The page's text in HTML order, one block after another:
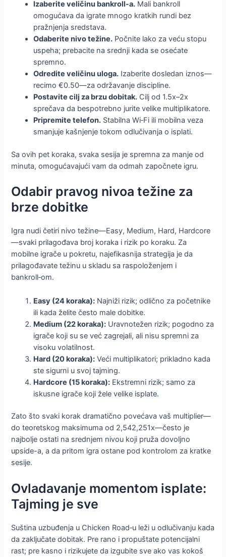
Izaberite veličinu bankroll-a. Mali bankroll
omogućava da igrate mnogo kratkih rundi bez
pražnjenja sredstava.
Odaberite nivo težine. Počnite lako za veću stopu
uspeha; prebacite na srednji kada se osećate
spremno.
Odredite veličinu uloga. Izaberite dosledan iznos—
recimo €0.50—za održavanje discipline.
Postavite cilj za brzu dobitak. Cilj od 1.5x–2x
sprečava da bespotrebno jurite velike multiplikatore.
Pripremite telefon. Stabilna Wi‑Fi ili mobilna veza
smanjuje kašnjenje tokom odlučivanja o isplati.
Sa ovih pet koraka, svaka sesija je spremna za manje od
minuta, omogućavajući vam da odmah započnete igru.
Odabir pravog nivoa težine za
brze dobitke
Igra nudi četiri nivo težine—Easy, Medium, Hard, Hardcore
—svaki prilagođava broj koraka i rizik po koraku. Za
mobilne igrače u pokretu, najefikasnija strategija je da
prilagođavate težinu u skladu sa raspoloženjem i
bankroll‑om.
Easy (24 koraka): Najniži rizik; odlično za početnike
ili kada želite često male dobitke.
Medium (22 koraka): Uravnotežen rizik; pogodno za
igrače koji su se već zagrejali, ali nisu spremni za
visoku volatilnost.
Hard (20 koraka): Veći multiplikatori; prikladno kada
ste sigurni u svoj tajming.
Hardcore (15 koraka): Ekstremni rizik; samo za
iskusne igrače koji žele velike isplate.
Zato što svaki korak dramatično povećava vaš multiplier—
do teoretskog maksimuma od 2,542,251x—često je
najbolje ostati na srednjem nivou koji pruža dovoljno
upside-a, a da pritom igra ostane pod kontrolom za kratke
sesije.
Ovladavanje momentom isplate:
Tajming je sve
Suština uzbuđenja u Chicken Road‑u leži u odlučivanju kada
da zaključate dobitak. Pre rano i propuštate potencijalni
rast; pre kasno i rizikujete da izgubite sve ako vas kokoš